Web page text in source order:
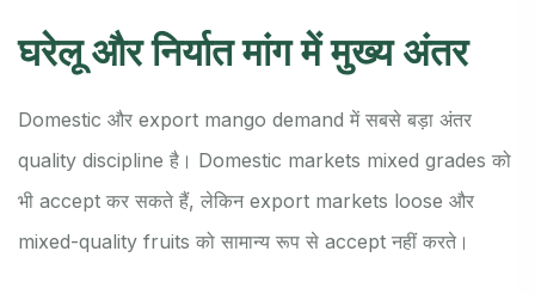
घरेलू और निर्यात मांग में मुख्य अंतर
Domestic और export mango demand में सबसे बड़ा अंतर
quality discipline है। Domestic markets mixed grades को
भी accept कर सकते हैं, लेकिन export markets loose और
mixed-quality fruits को सामान्य रूप से accept नहीं करते।